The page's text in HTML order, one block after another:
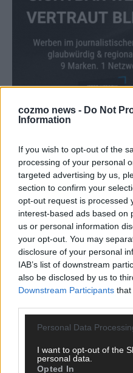
cozmo news - Do Not
Information
If you wish to opt-out of the
processing of your personal
targeted advertising by us,
section to confirm your
opt-out request is processed
interest-based ads based on
us or personal information
your opt-out. You may
disclosure of your personal
IAB’s list of downstream
also be disclosed by us to
Downstream Participants that
Personal Data
I want to opt-out of the
personal data.
Opted In
KEINE NEWS MEHR VERPASSEN